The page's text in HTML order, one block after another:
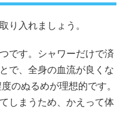
り入れましょう。
です。シャワーだけで済
で、全身の血流が良くな
のぬるめが理想的です。
しまうため、かえって体